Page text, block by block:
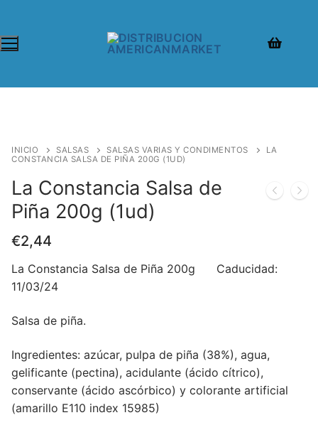
INICIO SALSAS SALSAS VARIAS Y CONDIMENTOS
LA
CONSTANCIA SALSA DE PIÑA 200G (1UD)
La Constancia Salsa de
Piña 200g (1ud)
€2,44
La Constancia Salsa de Piña 200g Caducidad:
11/03/24
Salsa de piña.
Ingredientes: azúcar, pulpa de piña (38%), agua,
gelificante (pectina), acidulante (ácido cítrico),
conservante (ácido ascórbico) y colorante artificial
(amarillo E110 index 15985)